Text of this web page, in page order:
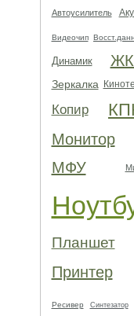
Автоусилитель
Видеочип
Динамик
Зеркалка
Копир
Монитор
МФУ
Планшет
Принтер
Ресивер Синтезатор